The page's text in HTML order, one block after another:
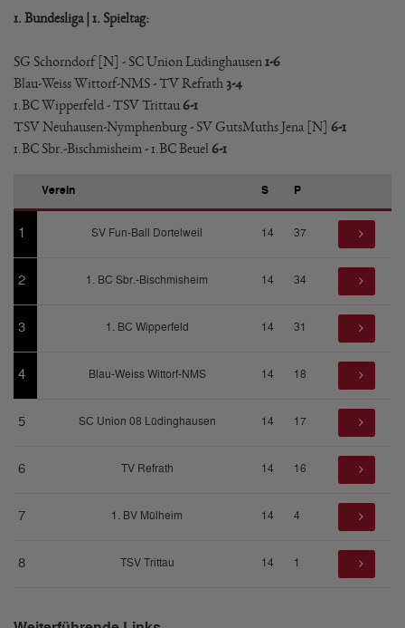
1. Bundesliga | 1. Spieltag:
SG Schorndorf [N] - SC Union Lüdinghausen 1-6
Blau-Weiss Wittorf-NMS - TV Refrath 3-4
1.BC Wipperfeld - TSV Trittau 6-1
TSV Neuhausen-Nymphenburg - SV GutsMuths Jena [N] 6-1
1.BC Sbr.-Bischmisheim - 1.BC Beuel 6-1
Verein S P
1 SV Fun-Ball Dortelweil 14 37
2 1. BC Sbr.-Bischmisheim 14 34
3 1. BC Wipperfeld 14 31
4 Blau-Weiss Wittorf-NMS 14 18
5 SC Union 08 Lüdinghausen 14 17
6 TV Refrath 14 16
7 1. BV Mülheim 14 4
8 TSV Trittau 14 1